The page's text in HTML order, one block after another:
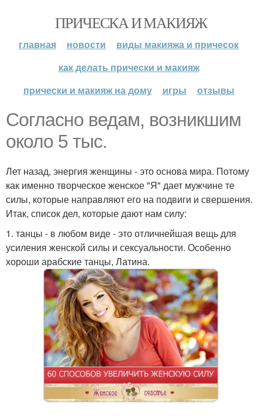
ПРИЧЕСКА И МАКИЯЖ
главная новости
виды макияжа и причесок
как делать прически и макияж
прически и макияж на дому
игры отзывы
Согласно ведам, возникшим
около 5 тыс.
Лет назад, энергия женщины - это основа мира. Потому
как именно творческое женское "Я" дает мужчине те
силы, которые направляют его на подвиги и свершения.
Итак, список дел, которые дают нам силу:
1. танцы - в любом виде - это отличнейшая вещь для
усиления женской силы и сексуальности. Особенно
хороши арабские танцы, Латина.